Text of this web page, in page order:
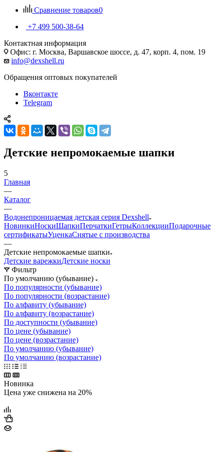
Сравнение товаров0
+7 499 500-38-64
Контактная информация
Офис: г. Москва, Варшавское шоссе, д. 47, корп. 4, пом. 19
info@dexshell.ru
Обращения оптовых покупателей
Вконтакте
Telegram
Детские непромокаемые шапки
5
Главная
—
Каталог
—
Водонепроницаемая детская серия Dexshell
НовинкиНоскиШапкиПерчаткиГетрыКоллекцииПодарочные
сертификатыУценкаСнятые с производства
—
Детские непромокаемые шапки
Детские варежкиДетские носки
Фильтр
По умолчанию (убывание)
По популярности (убывание)
По популярности (возрастание)
По алфавиту (убывание)
По алфавиту (возрастание)
По доступности (убывание)
По цене (убывание)
По цене (возрастание)
По умолчанию (убывание)
По умолчанию (возрастание)
Новинка
Цена уже снижена на 20%